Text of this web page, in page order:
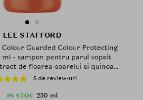
LEE STAFFORD
Colour Guarded Colour Protecting
ml - sampon pentru parul vopsit
de floarea-soarelui si quinoa
contribuie la indepartarea delicata
de sebum si reziduurilor de
si la metinerea intensitatii culorii
8 de review-uri
IN STOC 250 ml